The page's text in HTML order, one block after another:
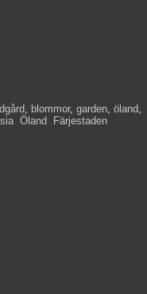
, blommor, garden, öland,
, Öland Färjestaden